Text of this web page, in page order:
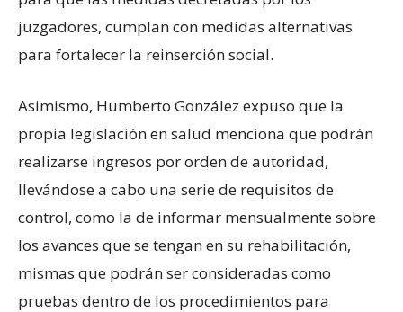
juzgadores, cumplan con medidas alternativas
para fortalecer la reinserción social.
Asimismo, Humberto González expuso que la
propia legislación en salud menciona que podrán
realizarse ingresos por orden de autoridad,
llevándose a cabo una serie de requisitos de
control, como la de informar mensualmente sobre
los avances que se tengan en su rehabilitación,
mismas que podrán ser consideradas como
pruebas dentro de los procedimientos para